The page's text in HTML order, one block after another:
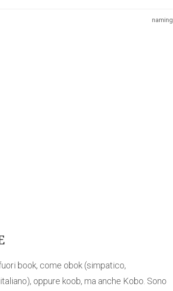
naming
book, come obok (simpatico,
oppure koob, ma anche Kobo. Sono